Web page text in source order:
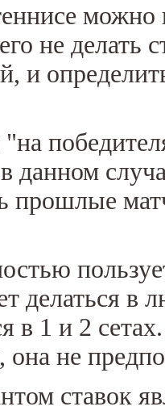
не делать
и
"на
данном
прошлые
делаться
в 1 и 2
она не
ставок